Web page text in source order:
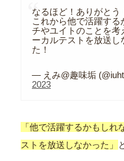
なるほど！ありがとう
これから他で活躍す
チやユイトのことを考
ーカルテストを放送し
た！
— えみ@趣味垢
2023
「他で活躍するかもし
ストを放送しなかった」